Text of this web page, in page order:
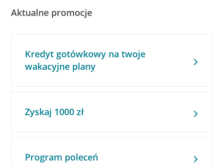
Aktualne promocje
Kredyt gotówkowy na twoje
wakacyjne plany
Zyskaj 1000 zł
Program poleceń